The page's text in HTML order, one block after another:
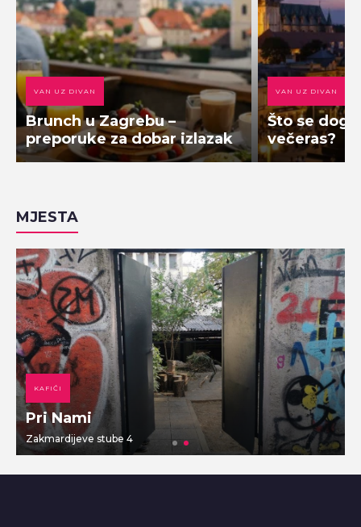
VAN UZ DIVAN
Brunch u Zagrebu –
preporuke za dobar izlazak
VAN UZ DIVAN
Što se
večeras?
MJESTA
KAFIĆI
Pri Nami
Zakmardijeve stube 4